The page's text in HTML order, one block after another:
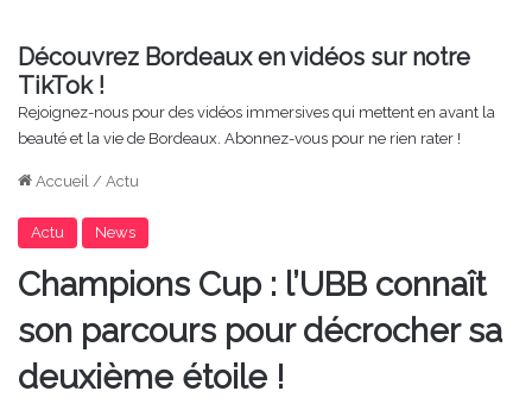
Découvrez Bordeaux en vidéos sur notre
TikTok !
Rejoignez-nous pour des vidéos immersives qui mettent en avant la
beauté et la vie de Bordeaux. Abonnez-vous pour ne rien rater !
Accueil / Actu
Actu News
Champions Cup : l’UBB connaît
son parcours pour décrocher sa
deuxième étoile !